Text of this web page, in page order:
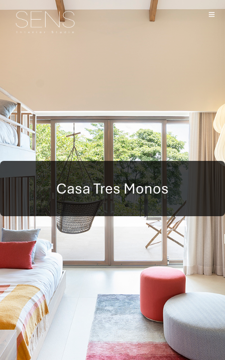
Casa Tres Monos